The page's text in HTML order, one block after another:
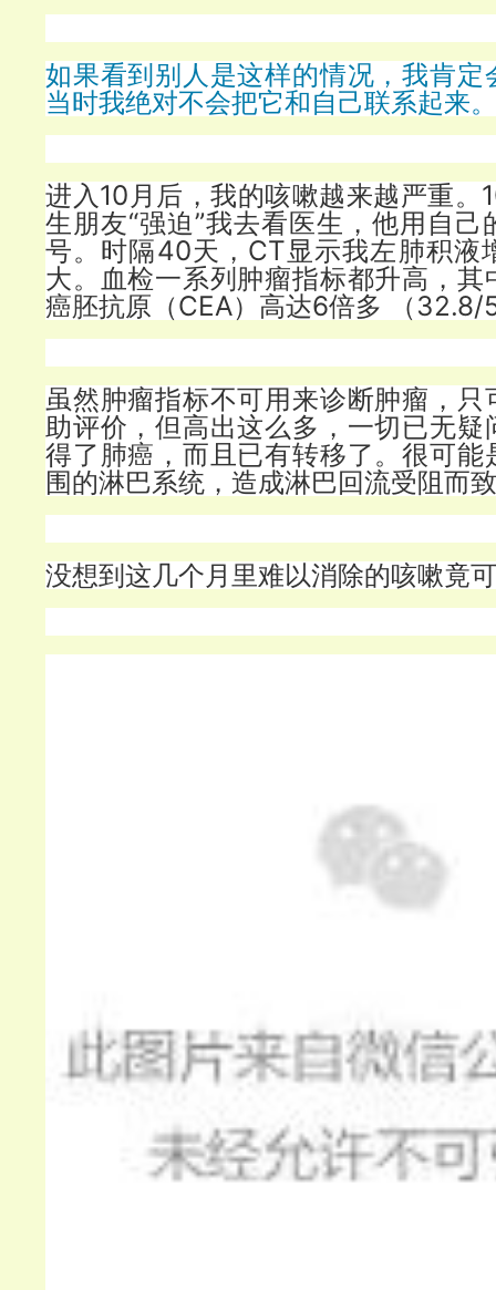
如果看到别人是这样的情况，我肯定
当时我绝对不会把它和自己联系起来。
进入10月后，我的咳嗽越来越严重。
生朋友“强迫”我去看医生，他用自己
号。时隔40天，CT显示我左肺积液
大。血检一系列肿瘤指标都升高，其
癌胚抗原（CEA）高达6倍多 （32.8/
虽然肿瘤指标不可用来诊断肿瘤，只
助评价，但高出这么多，一切已无疑
得了肺癌，而且已有转移了。很可能
围的淋巴系统，造成淋巴回流受阻而
没想到这几个月里难以消除的咳嗽竟